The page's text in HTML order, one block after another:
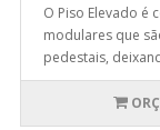
O Piso Elevado é
modulares que
pedestais,